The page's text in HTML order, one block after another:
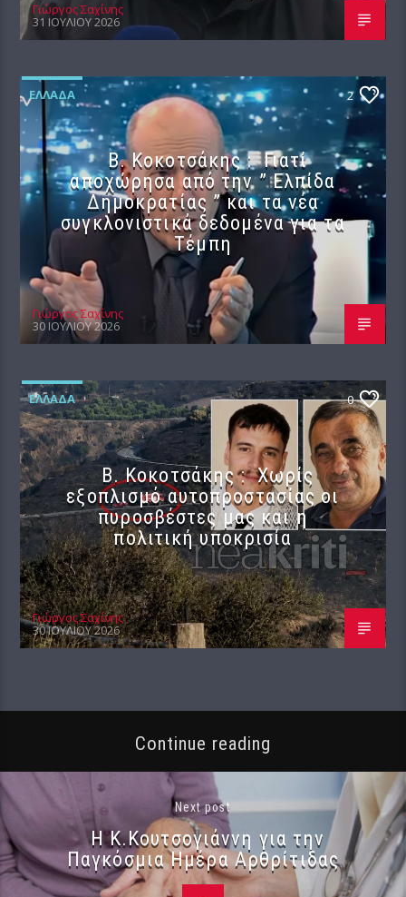
Γιώργος Σαχίνης
31 ΙΟΥΛΊΟΥ 2026
ΕΛΛΆΔΑ 2
Β. Κοκοτσάκης : Γιατί
αποχώρησα από την ” Ελπίδα
Δημοκρατίας ” και τα νέα
συγκλονιστικά δεδομένα για τα
Τέμπη
Γιώργος Σαχίνης
30 ΙΟΥΛΊΟΥ 2026
ΕΛΛΆΔΑ 0
Β. Κοκοτσάκης : Χωρίς
εξοπλισμό αυτοπροστασίας οι
πυροσβέστες μας και η
πολιτική υποκρισία
Γιώργος Σαχίνης
30 ΙΟΥΛΊΟΥ 2026
Continue reading
Next post
Η Κ.Κουτσογιάννη για την
Παγκόσμια Ημέρα Αρθρίτιδας